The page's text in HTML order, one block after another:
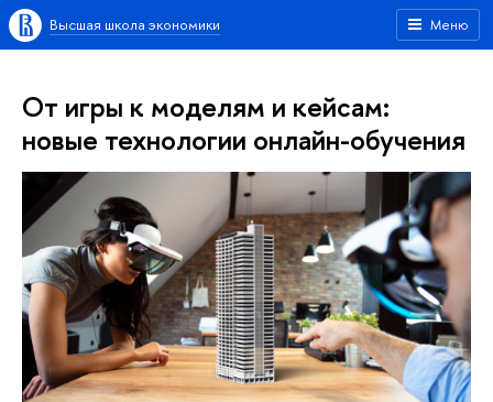
Меню
Высшая школа экономики
От игры к моделям и кейсам:
новые технологии онлайн-обучения